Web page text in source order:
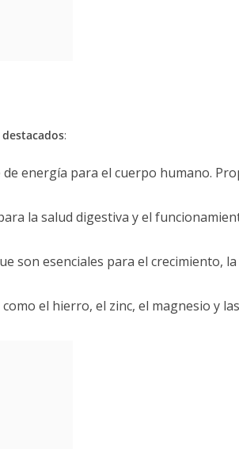
:
energía para el cuerpo humano.
la salud digestiva y el
son esenciales para el crecimiento,
el hierro, el zinc, el magnesio y